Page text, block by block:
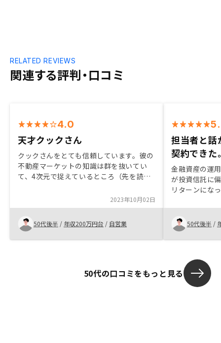
関連する評判・口コミ
RELATED REVIEWS
4.0
天才クックさん
クックさんをとても信頼しています。彼の
不動産マーケットの知識は群を抜いてい
て、4次元で捉えているところ（先を読ん
んはじめ、他のスタッフも気持ちの良い対
応ですし、フレンドリーなところもありが
たいです。最後にアプリの力が群を抜いて
います。恐らく色々と特許もお取りだと思
いますが、複数件の物件を保有している人
2023年10月02日
50代後半 / 年収200万円台 / 自営業
担当者と話
契約できた
金融資産の運
が投資信託に
リターンにな
で知って、1回
話の断るつも
を受けて納得
50代後半 /
50代の口コミをもっと見る